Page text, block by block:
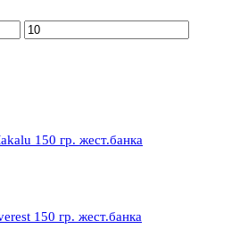
Максимальная
цена
150 гр. жест.банка
150 гр. жест.банка